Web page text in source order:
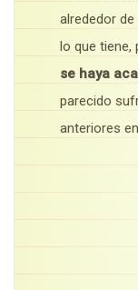
alrededor
lo que tiene,
se haya
parecido
anteriores